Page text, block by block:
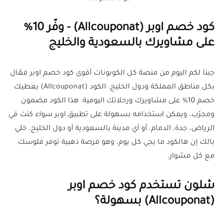
كود خصم اوبر (Allcouponat) - وفّر 10%
على مشاويرك بالسعودية والخليج
جبنا لكم اليوم من منصة كل الكوبونات أقوى كود خصم اوبر فعّال
بكل مناطق المملكة ودول الخليج. الكود (Allcouponat) يعطيك
خصم 10% على مشاويرك ورحلاتك اليومية. هذا الكود مضمون
ومجرّب، ويمكن استخدامه بسهولة على تطبيق اوبر سواء كنت في
الرياض، جدة، الدمام، أو أي مدينة بالسعودية أو دول الخليج. خلي
بالك إن هالكود ما يجي كل يوم، وهو فرصة ذهبية توفر فلوسك
مع كل مشوار.
شلون تستخدم كود خصم اوبر
(Allcouponat) بسهولة؟